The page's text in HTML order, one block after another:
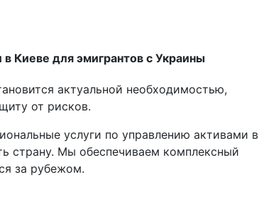
Киеве для эмигрантов с Украины
актуальной необходимостью,
от рисков.
услуги по управлению активами в
страну. Мы обеспечиваем комплексный
за рубежом.